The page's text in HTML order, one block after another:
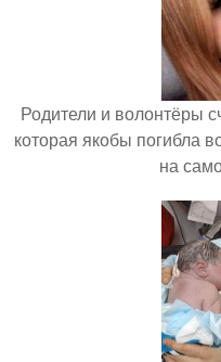
Родители и волонтёры
которая якобы погибла
на